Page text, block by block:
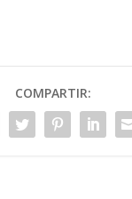
COMPARTIR: